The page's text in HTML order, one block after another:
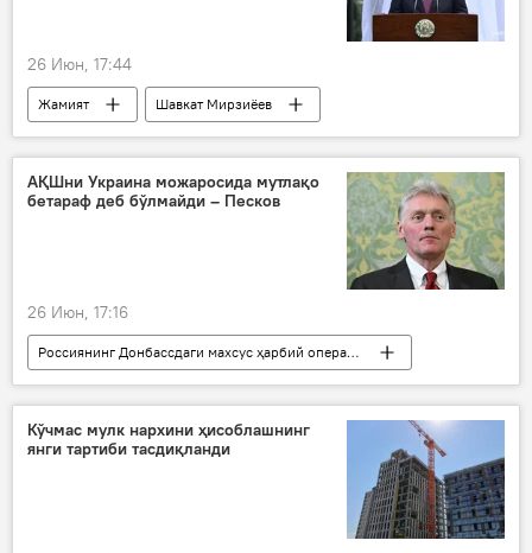
26 Июн, 17:44
Жамият
Шавкат Мирзиёев
матбуот ва ОАВ ходимлари куни
табрик
АҚШни Украина можаросида мутлақо
бетараф деб бўлмайди – Песков
26 Июн, 17:16
Россиянинг Донбассдаги махсус ҳарбий операцияси
Дунёда
Дунё янгиликлари
Украина
Россия
АҚШ
Дмитрий Песков
Кўчмас мулк нархини ҳисоблашнинг
янги тартиби тасдиқланди